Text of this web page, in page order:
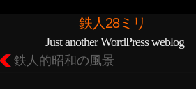
鉄人28ミリ
Just another WordPress weblog
鉄人的昭和の風景